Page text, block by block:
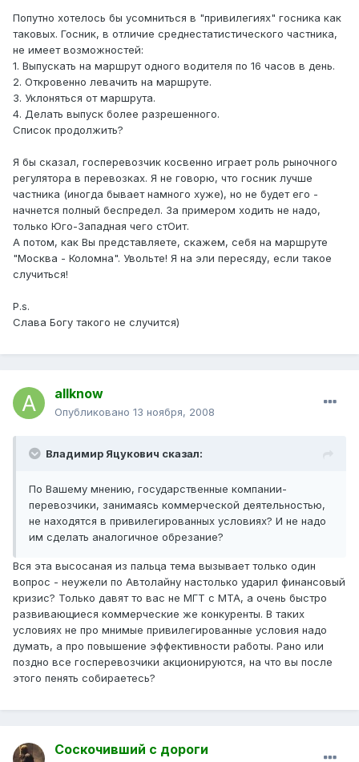
Попутно хотелось бы усомниться в "привилегиях" госника как
таковых. Госник, в отличие среднестатистического частника,
не имеет возможностей:
1. Выпускать на маршрут одного водителя по 16 часов в день.
2. Откровенно левачить на маршруте.
3. Уклоняться от маршрута.
4. Делать выпуск более разрешенного.
Список продолжить?
Я бы сказал, госперевозчик косвенно играет роль рыночного
регулятора в перевозках. Я не говорю, что госник лучше
частника (иногда бывает намного хуже), но не будет его -
начнется полный беспредел. За примером ходить не надо,
только Юго-Западная чего стОит.
А потом, как Вы представляете, скажем, себя на маршруте
"Москва - Коломна". Увольте! Я на эли пересяду, если такое
случиться!
P.s.
Слава Богу такого не случится)
allknow
Опубликовано 13 ноября, 2008
Владимир Яцукович сказал:
По Вашему мнению, государственные компании-
перевозчики, занимаясь коммерческой деятельностью,
не находятся в привилегированных условиях? И не надо
им сделать аналогичное обрезание?
Вся эта высосаная из пальца тема вызывает только один
вопрос - неужели по Автолайну настолько ударил финансовый
кризис? Только давят то вас не МГТ с МТА, а очень быстро
развивающиеся коммерческие же конкуренты. В таких
условиях не про мнимые привилегированные условия надо
думать, а про повышение эффективности работы. Рано или
поздно все госперевозчики акционируются, на что вы после
этого пенять собираетесь?
Соскочивший с дороги